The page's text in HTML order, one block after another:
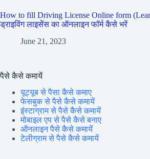
How to fill Driving License Online form
ड्राइविंग लाइसेंस का ऑनलाइन फॉर्म कैसे भरें
June 21, 2023
पैसे कैसे कमायें
यूट्यूब से पैसा कैसे कमाए
फेसबुक से पैसे कैसे कमायें
इंस्टाग्राम से पैसे कैसे कमायें
मोबाइल एप से पैसे कैसे बनाए
ऑनलाइन पैसे कैसे कमायें
टेलीग्राम से पैसे कैसे कमायें